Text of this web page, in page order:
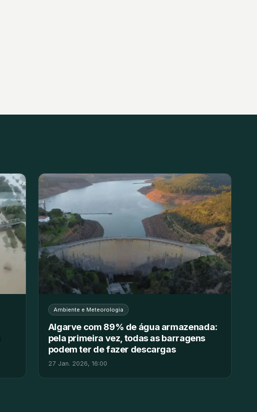
Ambiente e Meteorologia
Algarve com 89% de água armazenada:
pela primeira vez, todas as barragens
podem ter de fazer descargas
27 Jan. 2026, 16:00